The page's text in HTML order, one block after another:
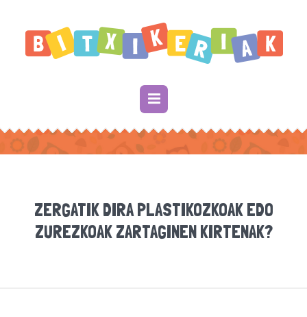
ZERGATIK DIRA PLASTIKOZKOAK EDO
ZUREZKOAK ZARTAGINEN KIRTENAK?